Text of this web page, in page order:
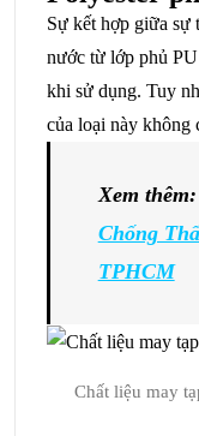
Sự kết hợp giữa sự
nước từ lớp phủ
khi sử dụng. Tuy
của loại này không
Xem thêm:
Chống
TPHCM
Chất liệu may